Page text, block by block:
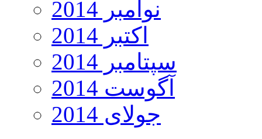
نوامبر 2014
اکتبر 2014
سپتامبر 2014
آگوست 2014
جولای 2014